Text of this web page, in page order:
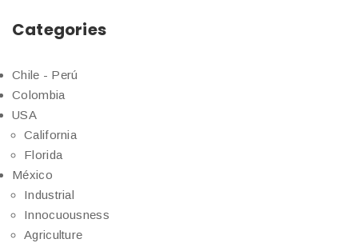
Categories
Chile - Perú
Colombia
USA
California
Florida
México
Industrial
Innocuousness
Agriculture